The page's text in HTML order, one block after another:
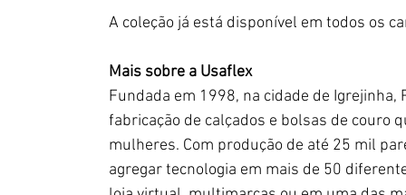
A coleção já está disponível em todos os
Mais sobre a Usaflex
Fundada em 1998, na cidade de
fabricação de calçados e bolsas de couro
mulheres. Com produção de até 25 mil
agregar tecnologia em mais de 50